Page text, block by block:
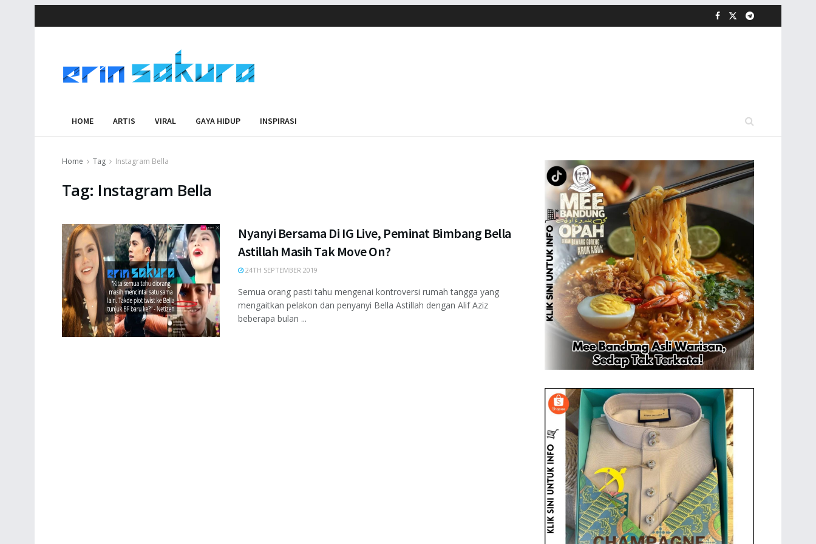
HOME ARTIS VIRAL GAYA HIDUP INSPIRASI
Home Tag Instagram Bella
Tag: Instagram Bella
Nyanyi Bersama Di IG Live, Peminat Bimbang Bella
Astillah Masih Tak Move On?
24TH SEPTEMBER 2019
Semua orang pasti tahu mengenai kontroversi rumah tangga yang
mengaitkan pelakon dan penyanyi Bella Astillah dengan Alif Aziz
beberapa bulan ...